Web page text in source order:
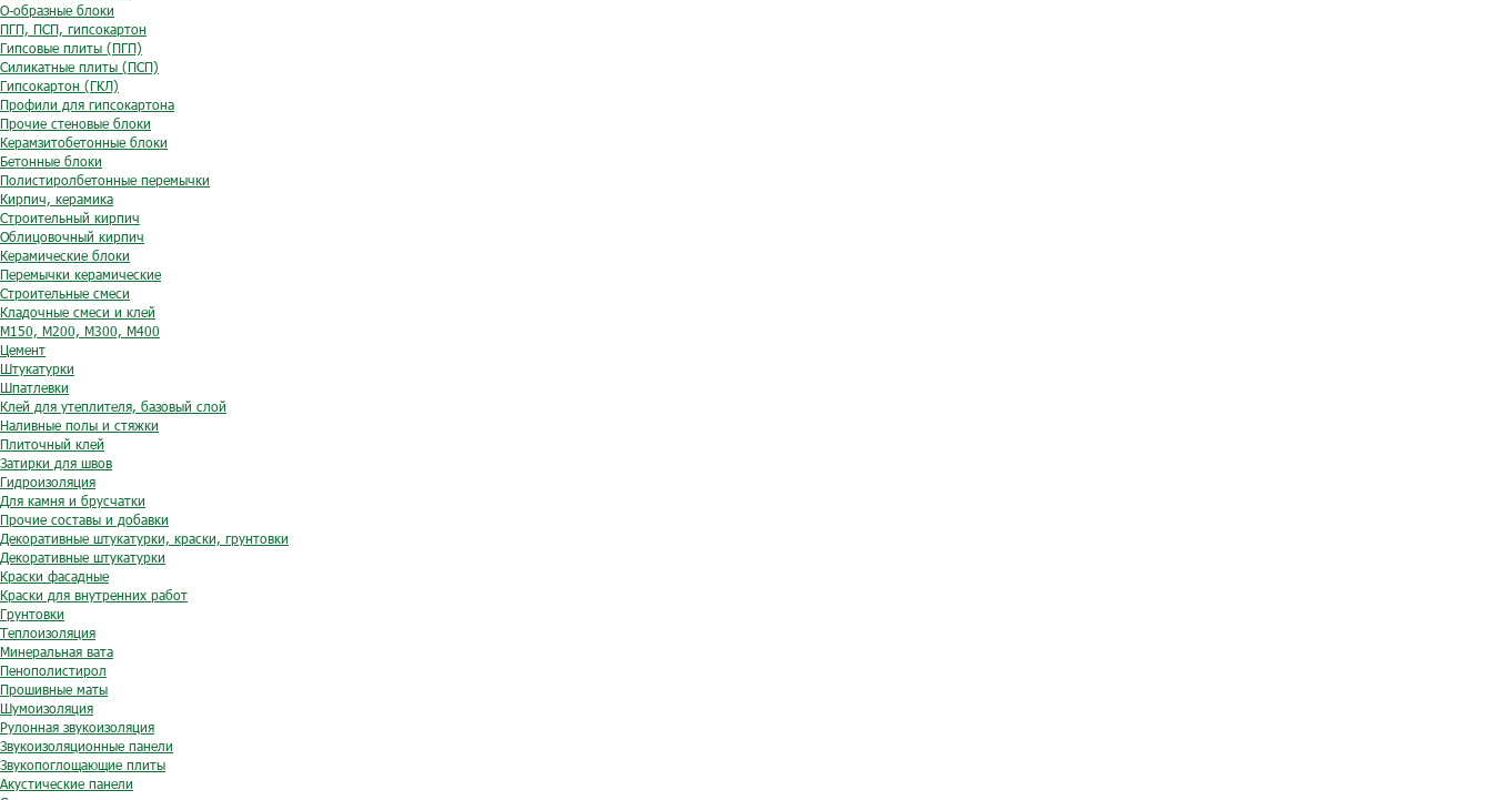
O-образные блоки
ПГП, ПСП, гипсокартон
Гипсовые плиты (ПГП)
Силикатные плиты (ПСП)
Гипсокартон (ГКЛ)
Профили для гипсокартона
Прочие стеновые блоки
Керамзитобетонные блоки
Бетонные блоки
Полистиролбетонные перемычки
Кирпич, керамика
Строительный кирпич
Облицовочный кирпич
Керамические блоки
Перемычки керамические
Строительные смеси
Кладочные смеси и клей
М150, М200, М300, М400
Цемент
Штукатурки
Шпатлевки
Клей для утеплителя, базовый слой
Наливные полы и стяжки
Плиточный клей
Затирки для швов
Гидроизоляция
Для камня и брусчатки
Прочие составы и добавки
Декоративные штукатурки, краски, грунтовки
Декоративные штукатурки
Краски фасадные
Краски для внутренних работ
Грунтовки
Теплоизоляция
Минеральная вата
Пенополистирол
Прошивные маты
Шумоизоляция
Рулонная звукоизоляция
Звукоизоляционные панели
Звукопоглощающие плиты
Акустические панели